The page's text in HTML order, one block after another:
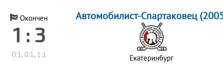
Окончен
1 : 3
0:1, 0:1, 1:1
Автомобилист-Спартаковец
Екатеринбург